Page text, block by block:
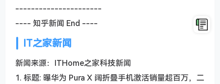
----------------------
---- 知乎新闻 End ----
IT之家新闻
新闻来源：ITHome之家科技新闻
1. 标题: 曝华为 Pura X 阔折叠手机激活销量超百万，二